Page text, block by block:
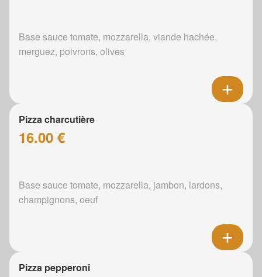
Base sauce tomate, mozzarella, viande hachée,
merguez, poivrons, olives
Pizza charcutière
16.00 €
Base sauce tomate, mozzarella, jambon, lardons,
champignons, oeuf
Pizza pepperoni